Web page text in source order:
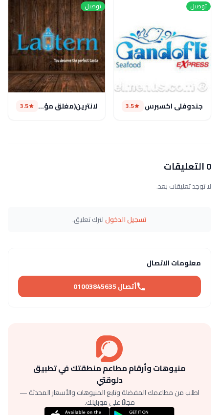
توصيل
جندوفلى اكسبرس 3.5
توصيل
لانترين(مغلق مؤقتا) 3.5
0 التعليقات
لا توجد تعليقات بعد.
تسجيل الدخوللترك تعليق.
معلومات الاتصال
أتصال 01003845635
منيوهات وأرقام مطاعم منطقتك في تطبيق
دلوقتي
اطلب من مطاعمك المفضلة وتابع المنيوهات والأسعار المحدثة —
مجانًا على موبايلك.